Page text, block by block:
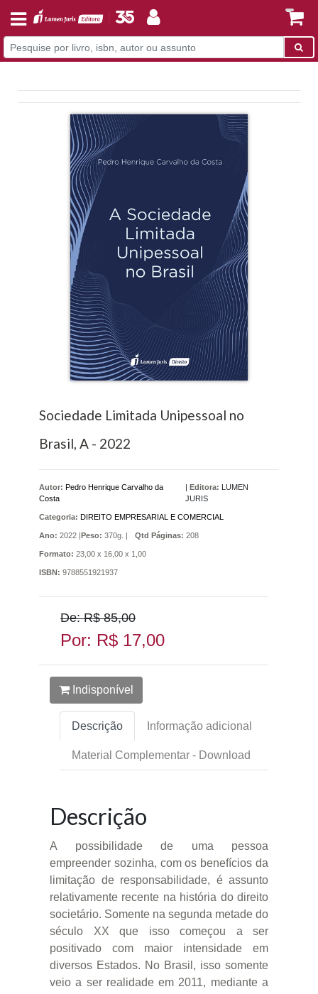
Sociedade Limitada Unipessoal no
Brasil, A - 2022
Autor: Pedro Henrique Carvalho da
Costa
Editora: LUMEN
JURIS
Categoria: DIREITO EMPRESARIAL E COMERCIAL
Ano: 2022 | Peso: 370g. | Qtd Páginas: 208
Formato: 23,00 x 16,00 x 1,00
ISBN: 9788551921937
De: R$ 85,00
Por: R$ 17,00
Indisponível
Descrição Informação adicional
Material Complementar - Download
Descrição
A possibilidade de uma pessoa
empreender sozinha, com os benefícios da
limitação de responsabilidade, é assunto
relativamente recente na história do direito
societário. Somente na segunda metade do
século XX que isso começou a ser
positivado com maior intensidade em
diversos Estados. No Brasil, isso somente
veio a ser realidade em 2011, mediante a